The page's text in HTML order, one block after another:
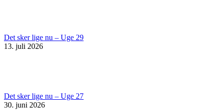
Det sker lige nu – Uge 29
13. juli 2026
Det sker lige nu – Uge 27
30. juni 2026